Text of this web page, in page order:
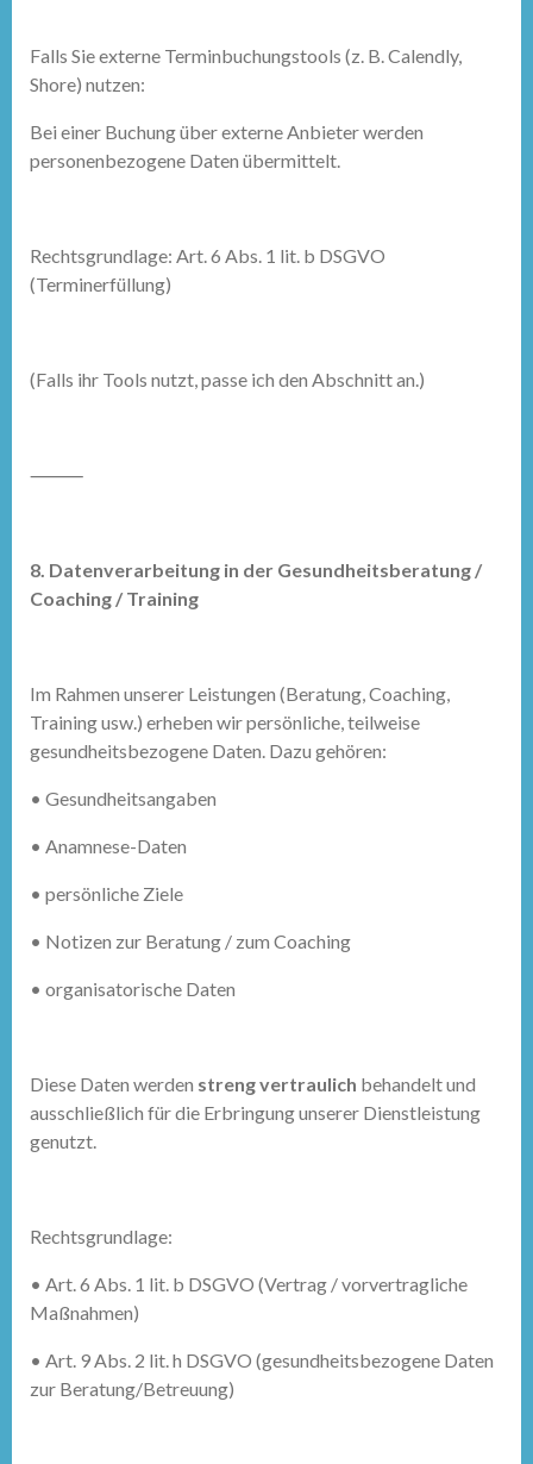
Falls Sie externe Terminbuchungstools (z. B. Calendly,
Shore) nutzen:
Bei einer Buchung über externe Anbieter werden
personenbezogene Daten übermittelt.
Rechtsgrundlage: Art. 6 Abs. 1 lit. b DSGVO
(Terminerfüllung)
(Falls ihr Tools nutzt, passe ich den Abschnitt an.)
⸻
8. Datenverarbeitung in der Gesundheitsberatung /
Coaching / Training
Im Rahmen unserer Leistungen (Beratung, Coaching,
Training usw.) erheben wir persönliche, teilweise
gesundheitsbezogene Daten. Dazu gehören:
• Gesundheitsangaben
• Anamnese-Daten
• persönliche Ziele
• Notizen zur Beratung / zum Coaching
• organisatorische Daten
Diese Daten werden streng vertraulich behandelt und
ausschließlich für die Erbringung unserer Dienstleistung
genutzt.
Rechtsgrundlage:
• Art. 6 Abs. 1 lit. b DSGVO (Vertrag / vorvertragliche
Maßnahmen)
• Art. 9 Abs. 2 lit. h DSGVO (gesundheitsbezogene Daten
zur Beratung/Betreuung)